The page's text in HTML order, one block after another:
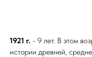
1921 г. - 9 лет. В этом
истории древней,